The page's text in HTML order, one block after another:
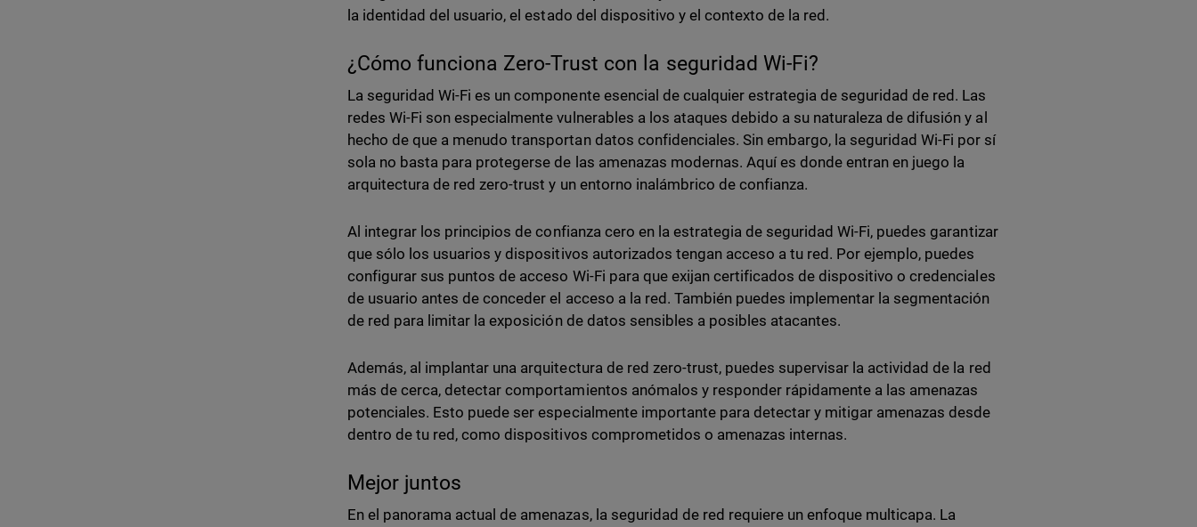
la identidad del usuario, el estado del dispositivo y el contexto de la red.
¿Cómo funciona Zero-Trust con la seguridad Wi-Fi?
La seguridad Wi-Fi es un componente esencial de cualquier estrategia de seguridad de red. Las
redes Wi-Fi son especialmente vulnerables a los ataques debido a su naturaleza de difusión y al
hecho de que a menudo transportan datos confidenciales. Sin embargo, la seguridad Wi-Fi por sí
sola no basta para protegerse de las amenazas modernas. Aquí es donde entran en juego la
arquitectura de red zero-trust y un entorno inalámbrico de confianza.
Al integrar los principios de confianza cero en la estrategia de seguridad Wi-Fi, puedes garantizar
que sólo los usuarios y dispositivos autorizados tengan acceso a tu red. Por ejemplo, puedes
configurar sus puntos de acceso Wi-Fi para que exijan certificados de dispositivo o credenciales
de usuario antes de conceder el acceso a la red. También puedes implementar la segmentación
de red para limitar la exposición de datos sensibles a posibles atacantes.
Además, al implantar una arquitectura de red zero-trust, puedes supervisar la actividad de la red
más de cerca, detectar comportamientos anómalos y responder rápidamente a las amenazas
potenciales. Esto puede ser especialmente importante para detectar y mitigar amenazas desde
dentro de tu red, como dispositivos comprometidos o amenazas internas.
Mejor juntos
En el panorama actual de amenazas, la seguridad de red requiere un enfoque multicapa. La